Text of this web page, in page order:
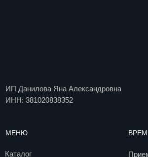
Контакты
Доставка и оплата
Блог